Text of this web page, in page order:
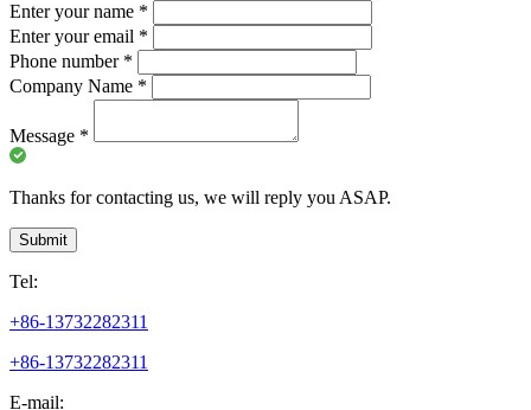
Enter your name *
Enter your email *
Phone number *
Company Name *
Message *
Thanks for contacting us, we will reply you ASAP.
Submit
Tel:
+86-13732282311
+86-13732282311
E-mail: